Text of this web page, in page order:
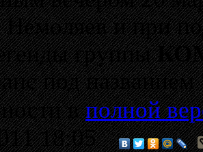
и при
группы
под
вполной
18:05